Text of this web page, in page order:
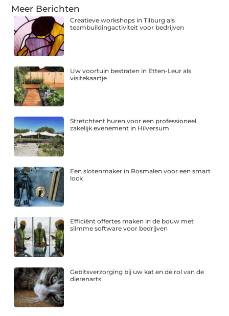
Meer Berichten
Creatieve workshops in Tilburg als
teambuildingactiviteit voor bedrijven
Uw voortuin bestraten in Etten-Leur als
visitekaartje
Stretchtent huren voor een professioneel
zakelijk evenement in Hilversum
Een slotenmaker in Rosmalen voor een smart
lock
Efficiënt offertes maken in de bouw met
slimme software voor bedrijven
Gebitsverzorging bij uw kat en de rol van de
dierenarts